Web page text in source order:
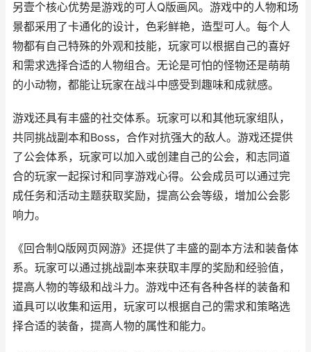
另壹个核心优势是游戏的可人Q版画风。游戏中的人物和场
景都采用了卡通化的设计，色彩鲜艳，造型可人。每个人
物都有自己特殊的外观和技能，玩家可以根据自己的喜好
和需求选择合适的人物组合。无论是可怕的怪物还是萌萌
的小动物，都能让玩家在战斗中感受到趣味和成就感。
游戏还具有丰盛的社交体系。玩家可以和其他玩家组队，
共同挑战副本和Boss，合作对抗强大的敌人。游戏还提供
了公会体系，玩家可以加入或创建自己的公会，和志同道
合的玩家一起探讨和同享游戏心得。公会成员可以通过完
成任务和活动主题获取奖励，提高公会等级，增加公会影
响力。
《回合制Q版网页网游》还提供了丰盛的副本方法和装备体
系。玩家可以通过挑战副本来获取丰厚的奖励和经验值，
提高人物的等级和战斗力。游戏中还有各种各样的装备和
道具可以收集和运用，玩家可以根据自己的需求和策略选
择合适的装备，提高人物的属性和能力。